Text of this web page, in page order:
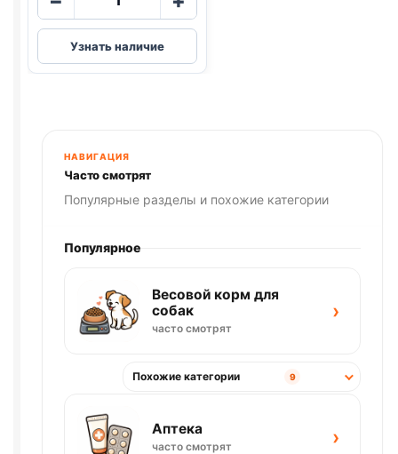
Blitz
(Д/
ШЕРСТИ,
Узнать наличие
НАВИГАЦИЯ
Часто смотрят
Популярные разделы и похожие категории
Популярное
Весовой корм для
собак
часто смотрят
›
Похожие категории 9
Аптека
часто смотрят ›